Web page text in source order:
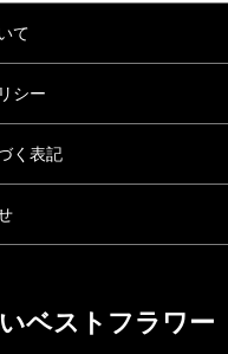
て
シー
く表記
ベストフラワー